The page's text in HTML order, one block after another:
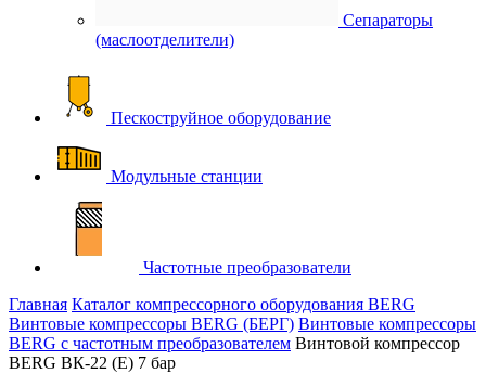
Сепараторы
(маслоотделители)
Пескоструйное оборудование
Модульные станции
Частотные преобразователи
Главная Каталог компрессорного оборудования BERG
Винтовые компрессоры BERG (БЕРГ) Винтовые компрессоры
BERG с частотным преобразователем Винтовой компрессор
BERG ВК-22 (E) 7 бар